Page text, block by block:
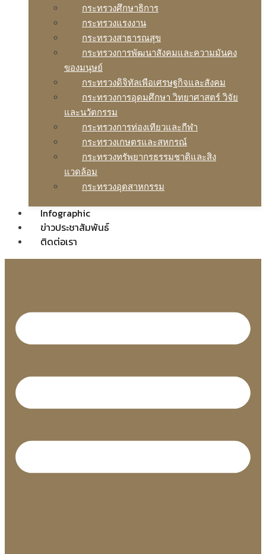
กระทรวงศึกษาธิการ
กระทรวงแรงงาน
กระทรวงสาธารณสุข
กระทรวงการพัฒนาสังคมและความมันคง
ของมนุษย์
กระทรวงดิจิทัลเพือเศรษฐกิจและสังคม
กระทรวงการอุดมศึกษา วิทยาศาสตร์ วิจัย
และนวัตกรรม
กระทรวงการท่องเทียวและกีฬา
กระทรวงเกษตรและสหกรณ์
กระทรวงทรัพยากรธรรมชาติและสิง
แวดล้อม
กระทรวงอุตสาหกรรม
Infographic
ข่าวประชาสัมพันธ์
ติดต่อเรา